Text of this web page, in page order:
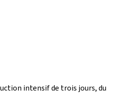
intensif de trois jours, du